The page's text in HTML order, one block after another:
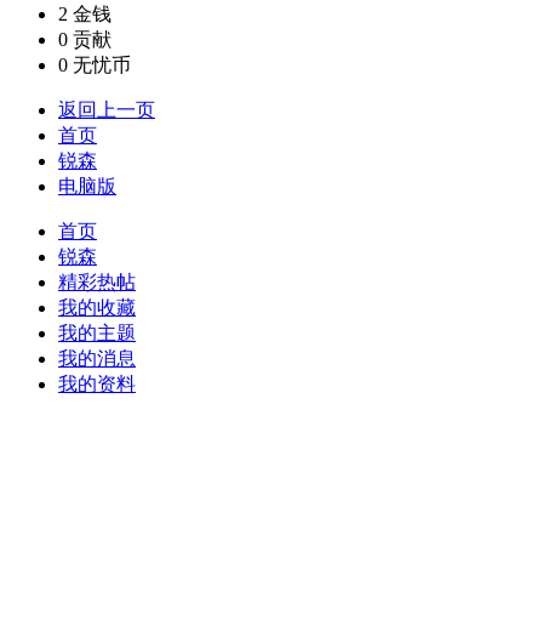
2 金钱
0 贡献
0 无忧币
返回上一页
首页
锐森
电脑版
首页
锐森
精彩热帖
我的收藏
我的主题
我的消息
我的资料